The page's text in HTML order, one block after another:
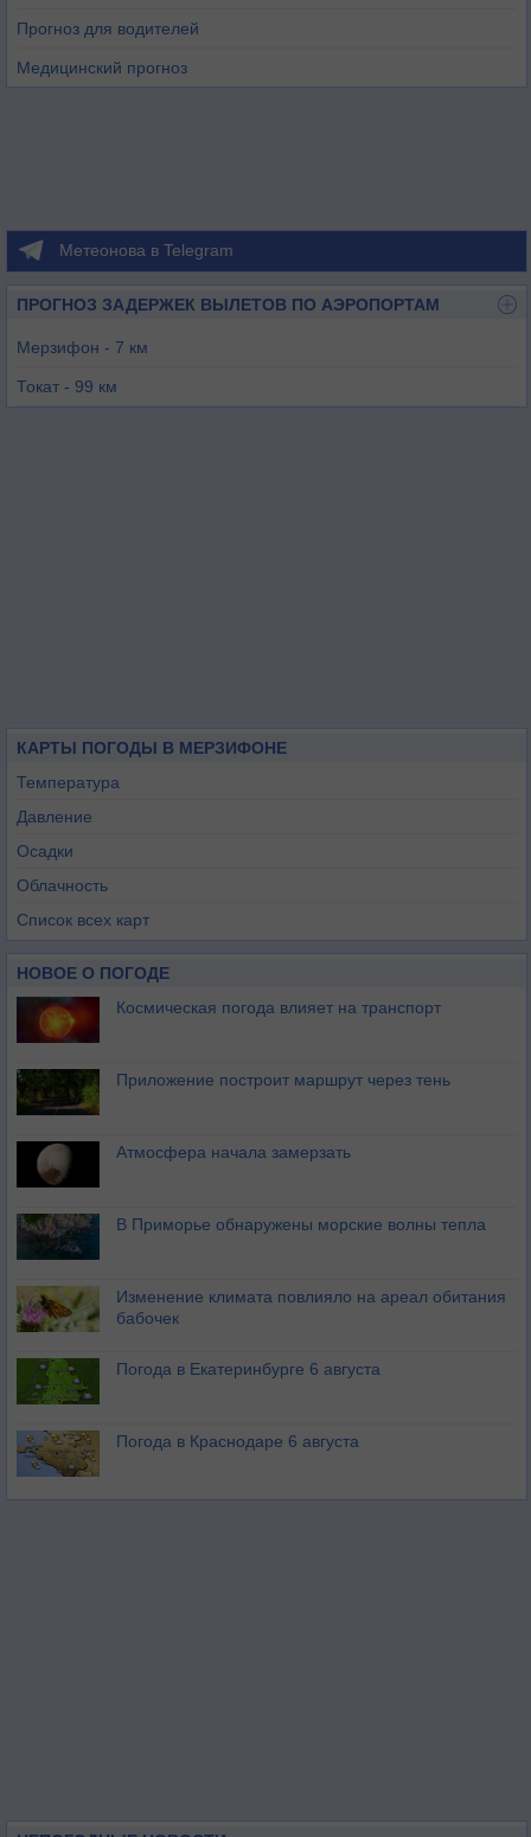
Прогноз для водителей
Медицинский прогноз
Метеонова в Telegram
ПРОГНОЗ ЗАДЕРЖЕК ВЫЛЕТОВ ПО АЭРОПОРТАМ
Мерзифон - 7 км
Токат - 99 км
КАРТЫ ПОГОДЫ В МЕРЗИФОНЕ
Температура
Давление
Осадки
Облачность
Список всех карт
НОВОЕ О ПОГОДЕ
Космическая погода влияет на транспорт
Приложение построит маршрут через тень
Атмосфера начала замерзать
В Приморье обнаружены морские волны тепла
Изменение климата повлияло на ареал обитания
бабочек
Погода в Екатеринбурге 6 августа
Погода в Краснодаре 6 августа